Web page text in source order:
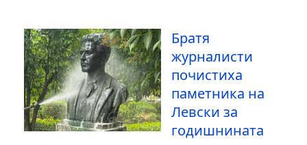
Братя
журналисти
почистиха
паметника на
Левски за
годишнината